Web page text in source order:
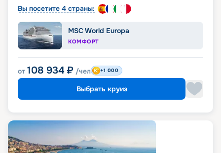
Вы посетите 4 страны:
MSC World Europa
КОМФОРТ
от 108 934 ₽ /чел +1 000
Выбрать круиз